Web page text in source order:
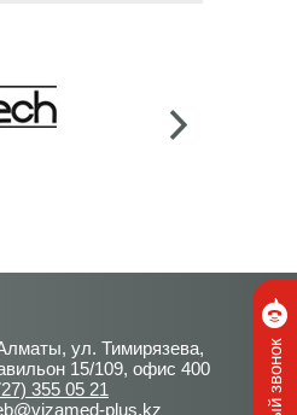
ул. Тимирязева,
15/109, офис 400
355 05 21
plus.kz